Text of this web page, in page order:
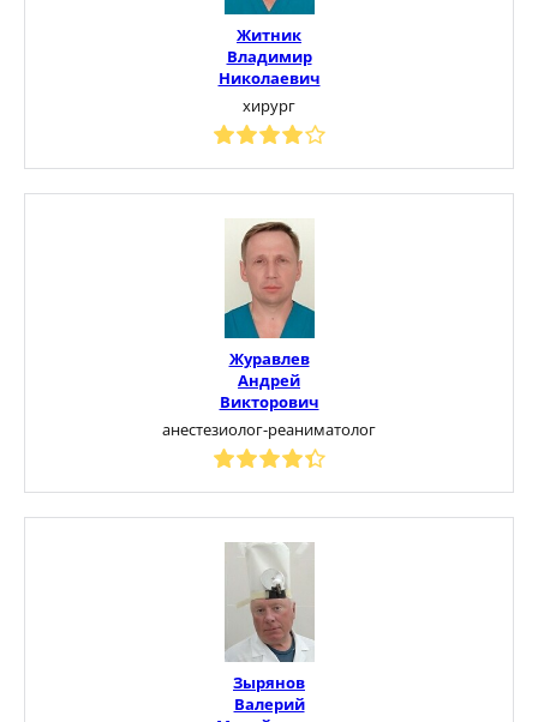
Житник
Владимир
Николаевич
хирург
Журавлев
Андрей
Викторович
анестезиолог-реаниматолог
Зырянов
Валерий